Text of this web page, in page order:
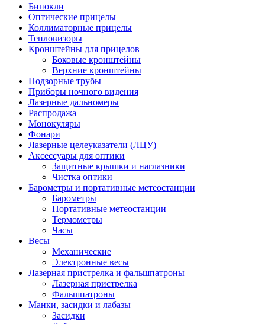
Бинокли
Оптические прицелы
Коллиматорные прицелы
Тепловизоры
Кронштейны для прицелов
Боковые кронштейны
Верхние кронштейны
Подзорные трубы
Приборы ночного видения
Лазерные дальномеры
Распродажа
Монокуляры
Фонари
Лазерные целеуказатели (ЛЦУ)
Аксессуары для оптики
Защитные крышки и наглазники
Чистка оптики
Барометры и портативные метеостанции
Барометры
Портативные метеостанции
Термометры
Часы
Весы
Механические
Электронные весы
Лазерная пристрелка и фальшпатроны
Лазерная пристрелка
Фальшпатроны
Манки, засидки и лабазы
Засидки